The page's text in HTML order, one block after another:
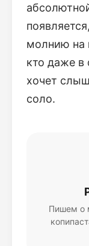
молнию на
кто даже в
хочет
соло.
Пишем о